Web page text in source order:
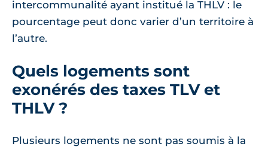
intercommunalité ayant institué la THLV : le
pourcentage peut donc varier d’un territoire à
l’autre.
Quels logements sont
exonérés des taxes TLV et
THLV ?
Plusieurs logements ne sont pas soumis à la